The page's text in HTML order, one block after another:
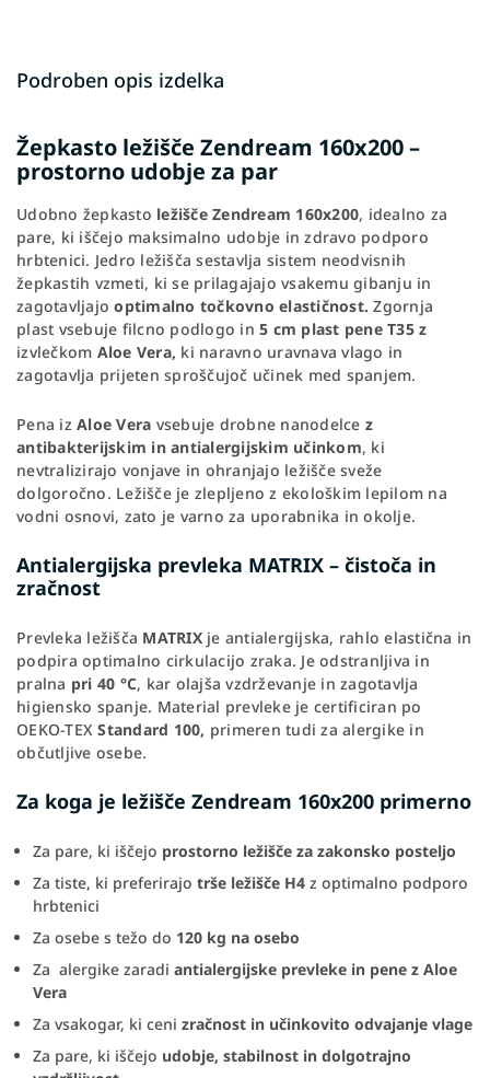
Podroben opis izdelka
Žepkasto ležišče Zendream 160x200 –
prostorno udobje za par
Udobno žepkasto ležišče Zendream 160x200, idealno za
pare, ki iščejo maksimalno udobje in zdravo podporo
hrbtenici. Jedro ležišča sestavlja sistem neodvisnih
žepkastih vzmeti, ki se prilagajajo vsakemu gibanju in
zagotavljajooptimalno točkovno elastičnost. Zgornja
plast vsebuje filcno podlogo in 5 cm plast pene T35 z
izvlečkom Aloe Vera, ki naravno uravnava vlago in
zagotavlja prijeten sproščujoč učinek med spanjem.
Pena iz Aloe Vera vsebuje drobne nanodelce z
antibakterijskim in antialergijskim učinkom, ki
nevtralizirajo vonjave in ohranjajo ležišče sveže
dolgoročno. Ležišče je zlepljeno z ekološkim lepilom na
vodni osnovi, zato je varno za uporabnika in okolje.
Antialergijska prevleka MATRIX – čistoča in
zračnost
Prevleka ležišča MATRIX je antialergijska, rahlo elastična in
podpira optimalno cirkulacijo zraka. Je odstranljiva in
pralna pri 40 °C, kar olajša vzdrževanje in zagotavlja
higiensko spanje. Material prevleke je certificiran po
OEKO-TEXStandard 100, primeren tudi za alergike in
občutljive osebe.
Za koga je ležišče Zendream 160x200 primerno
Za pare, ki iščejo prostorno ležišče za zakonsko posteljo
Za tiste, ki preferirajo trše ležišče H4 z optimalno podporo
hrbtenici
Za osebe s težo do 120 kg na osebo
Za alergike zaradi antialergijske prevleke in pene z Aloe
Vera
Za vsakogar, ki ceni zračnost in učinkovito odvajanje vlage
Za pare, ki iščejo udobje, stabilnost in dolgotrajno